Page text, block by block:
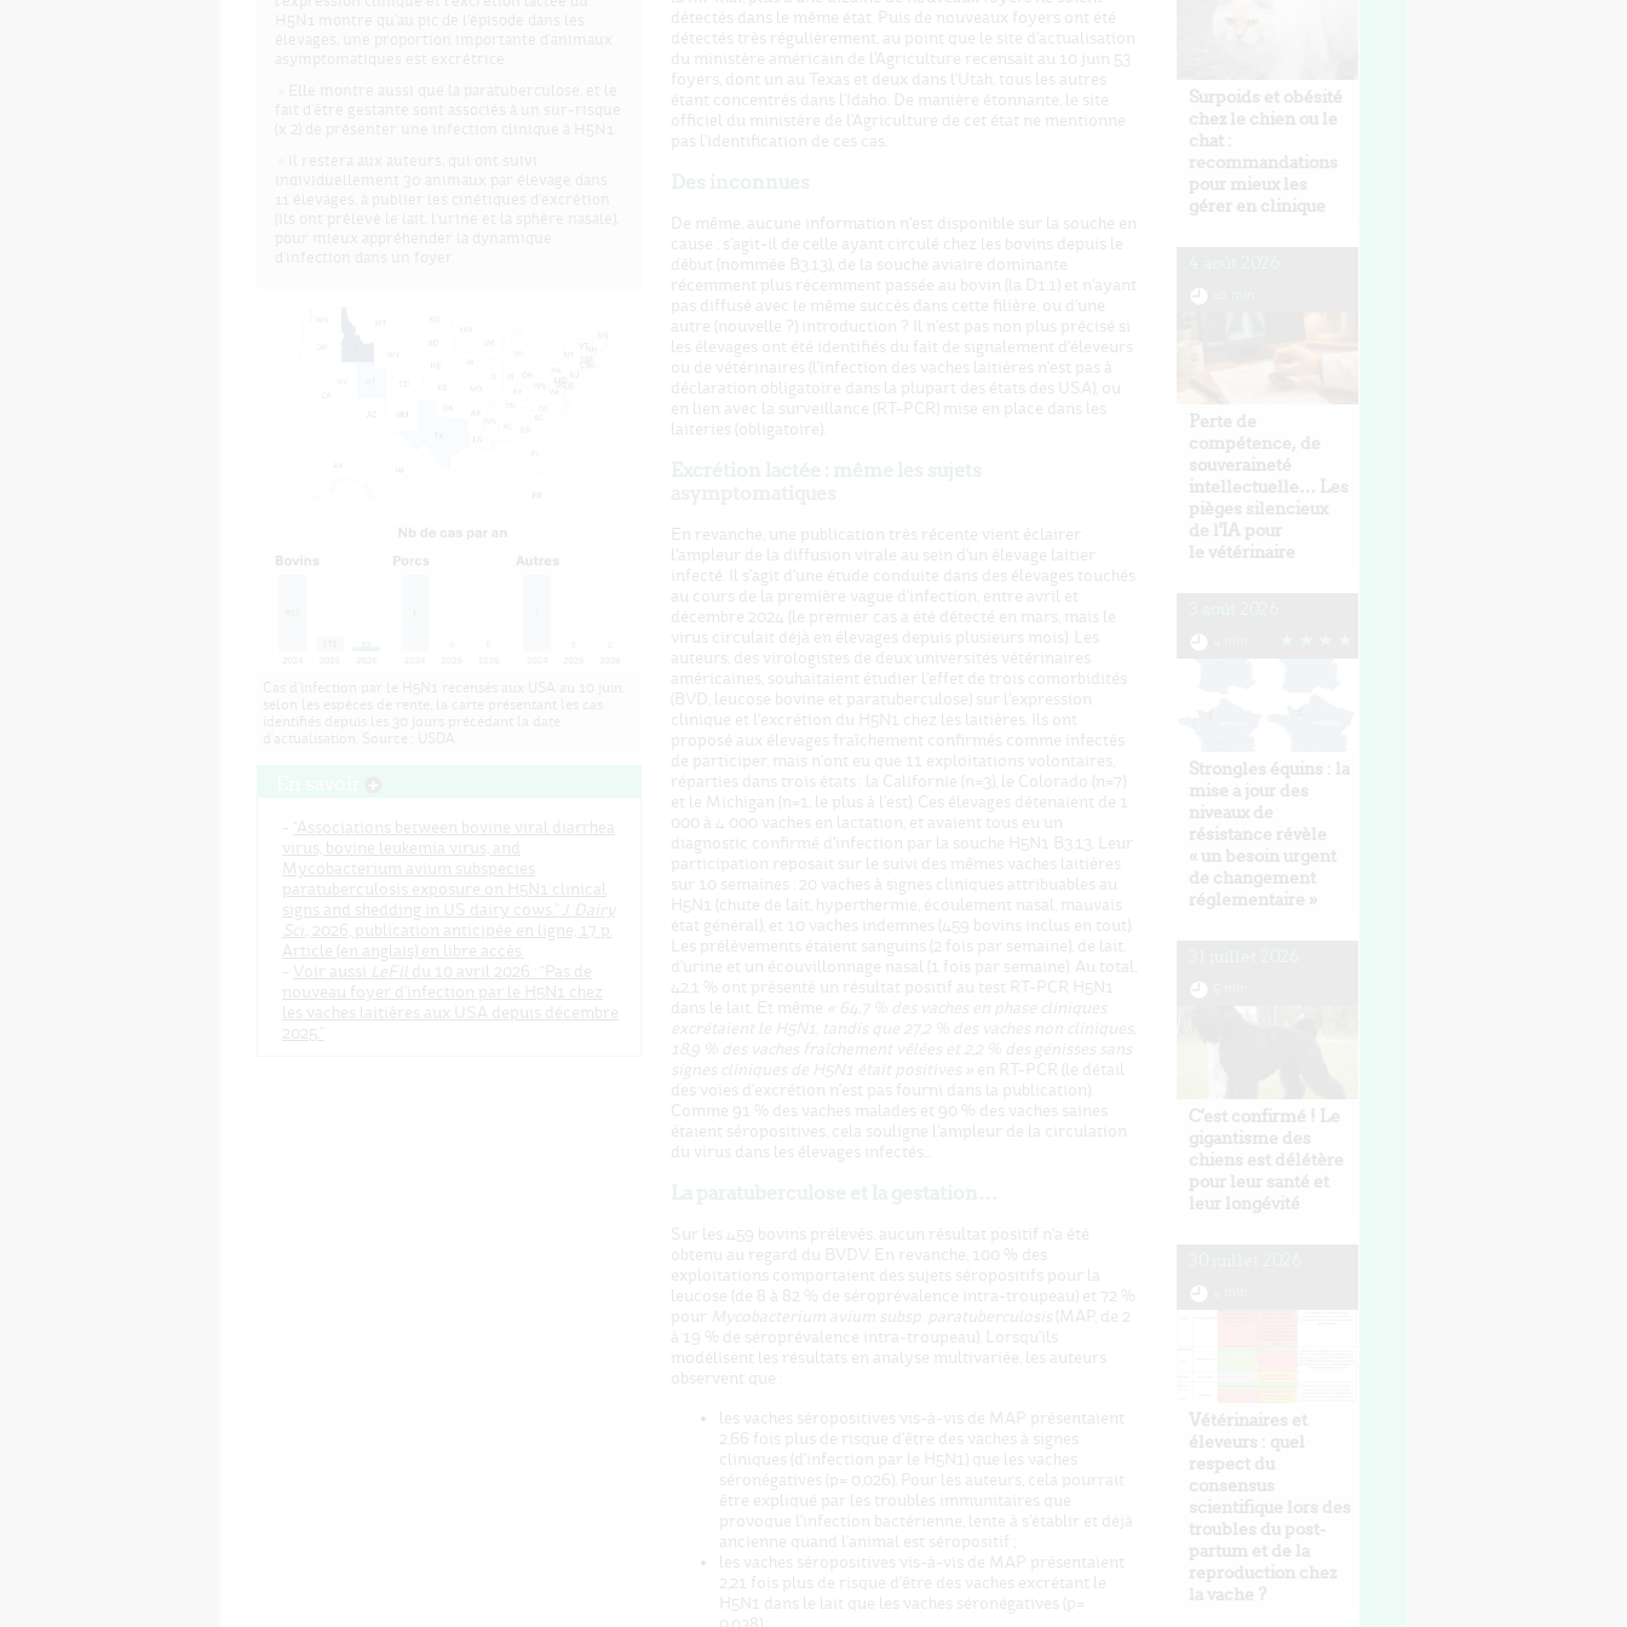
- “Associations between bovine viral diarrhea
virus, bovine leukemia virus, and
Mycobacterium avium subspecies
paratuberculosis exposure on H5N1 clinical
signs and shedding in US dairy cows.” J. Dairy
Sci. , 2026, publication anticipée en ligne, 17 p.
Article (en anglais) en libre accès.
-
Voir aussi LeFil du 10 avril 2026 : “Pas de
nouveau foyer d'infection par le H5N1 chez
les vaches laitières aux USA depuis décembre
2025.”
détectés dans le même état. Puis de nouveaux foyers ont été
détectés très régulièrement, au point que le site d'actualisation
du ministère américain de l'Agriculture recensait au 10 juin 53
foyers, dont un au Texas et deux dans l'Utah, tous les autres
étant concentrés dans l'Idaho. De manière étonnante, le site
officiel du ministère de l'Agriculture de cet état ne mentionne
pas l'identification de ces cas.
De même, aucune information n'est disponible sur la souche en
cause : s'agit-il de celle ayant circulé chez les bovins depuis le
début (nommée B3.13), de la souche aviaire dominante
récemment plus récemment passée au bovin (la D1.1) et n'ayant
pas diffusé avec le même succès dans cette filière, ou d'une
autre (nouvelle ?) introduction ? Il n'est pas non plus précisé si
les élevages ont été identifiés du fait de signalement d'éleveurs
ou de vétérinaires (l'infection des vaches laitières n'est pas à
déclaration obligatoire dans la plupart des états des USA), ou
en lien avec la surveillance (RT-PCR) mise en place dans les
laiteries (obligatoire).
En revanche, une publication très récente vient éclairer
l'ampleur de la diffusion virale au sein d'un élevage laitier
infecté. Il s'agit d'une étude conduite dans des élevages touchés
au cours de la première vague d'infection, entre avril et
décembre 2024 (le premier cas a été détecté en mars, mais le
virus circulait déjà en élevages depuis plusieurs mois). Les
auteurs, des virologistes de deux universités vétérinaires
américaines, souhaitaient étudier l'effet de trois comorbidités
(BVD, leucose bovine et paratuberculose) sur l'expression
clinique et l'excrétion du H5N1 chez les laitières. Ils ont
proposé aux élevages fraîchement confirmés comme infectés
de participer, mais n'ont eu que 11 exploitations volontaires,
réparties dans trois états : la Californie (n=3), le Colorado (n=7)
et le Michigan (n=1, le plus à l'est). Ces élevages détenaient de 1
000 à 4 000 vaches en lactation, et avaient tous eu un
diagnostic confirmé d'infection par la souche H5N1 B3.13. Leur
participation reposait sur le suivi des mêmes vaches laitières
sur 10 semaines : 20 vaches à signes cliniques attribuables au
H5N1 (chute de lait, hyperthermie, écoulement nasal, mauvais
état général), et 10 vaches indemnes (459 bovins inclus en tout).
Les prélèvements étaient sanguins (2 fois par semaine), de lait,
d'urine et un écouvillonnage nasal (1 fois par semaine). Au total,
42,1 % ont présenté un résultat positif au test RT-PCR H5N1
dans le lait. Et même
« 64,7 % des vaches en phase cliniques
excrétaient le H5N1, tandis que 27,2 % des vaches non cliniques,
18,9 % des vaches fraîchement vêlées et 2,2 % des génisses sans
signes cliniques de H5N1 était positives »en RT-PCR (le détail
des voies d'excrétion n'est pas fourni dans la publication).
Comme 91 % des vaches malades et 90 % des vaches saines
étaient séropositives, cela souligne l'ampleur de la circulation
du virus dans les élevages infectés…
Sur les 459 bovins prélevés, aucun résultat positif n'a été
obtenu au regard du BVDV. En revanche, 100 % des
exploitations comportaient des sujets séropositifs pour la
leucose (de 8 à 82 % de séroprévalence intra-troupeau) et 72 %
pour Mycobacterium avium subsp. paratuberculosis(MAP, de 2
à 19 % de séroprévalence intra-troupeau). Lorsqu'ils
modélisent les résultats en analyse multivariée, les auteurs
observent que :
les vaches séropositives vis-à-vis de MAP présentaient
2,66 fois plus de risque d'être des vaches à signes
cliniques (d'infection par le H5N1) que les vaches
séronégatives (p= 0,026). Pour les auteurs, cela pourrait
être expliqué par les troubles immunitaires que
provoque l'infection bactérienne, lente à s'établir et déjà
ancienne quand l'animal est séropositif ;
les vaches séropositives vis-à-vis de MAP présentaient
2,21 fois plus de risque d'être des vaches excrétant le
H5N1 dans le lait que les vaches séronégatives (p=
Surpoids et obésité
chez le chien ou le
chat :
recommandations
pour mieux les
gérer en clinique
Perte de
compétence, de
souveraineté
intellectuelle… Les
pièges silencieux
de l'IA pour
le vétérinaire
Strongles équins : la
mise à jour des
niveaux de
résistance révèle
« un besoin urgent
de changement
réglementaire »
C'est confirmé ! Le
gigantisme des
chiens est délétère
pour leur santé et
leur longévité
Vétérinaires et
éleveurs : quel
respect du
consensus
scientifique lors des
troubles du post-
partum et de la
reproduction chez
la vache ?